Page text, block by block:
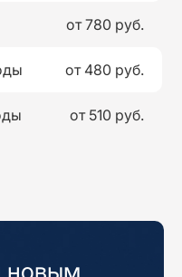
от 780 руб.
от 480 руб.
от 510 руб.
новым